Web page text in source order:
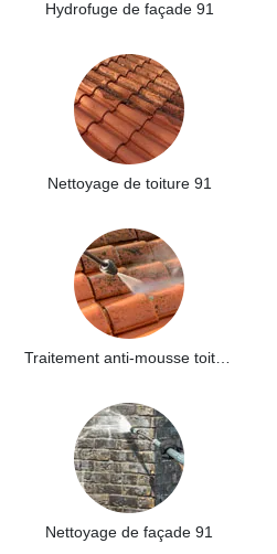
Hydrofuge de façade 91
Nettoyage de toiture 91
Nettoyage de façade 91